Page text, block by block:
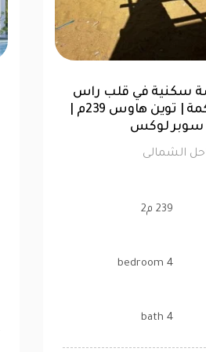
شاليه 76متر للبيع | الحق
في لا سيستا
الشمالى